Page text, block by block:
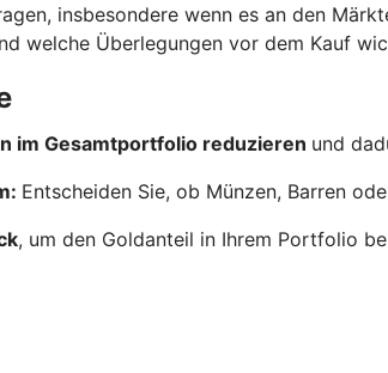
insbesondere wenn es an den
welche Überlegungen vor dem Kauf
im Gesamtportfolio reduzieren und
Entscheiden Sie, ob Münzen, Barren
, um den Goldanteil in Ihrem Portfolio